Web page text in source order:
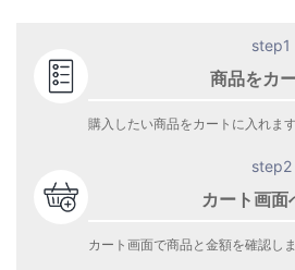
step1
商品をカ
購入したい商品をカートに入れます
step2
カート画面
カート画面で商品と金額を確認しま